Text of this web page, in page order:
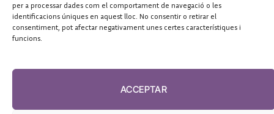
per a processar dades com el comportament de navegació o les
identificacions úniques en aquest lloc. No consentir o retirar el
consentiment, pot afectar negativament unes certes característiques i
funcions.
ACCEPTAR
FUNDACIÓ